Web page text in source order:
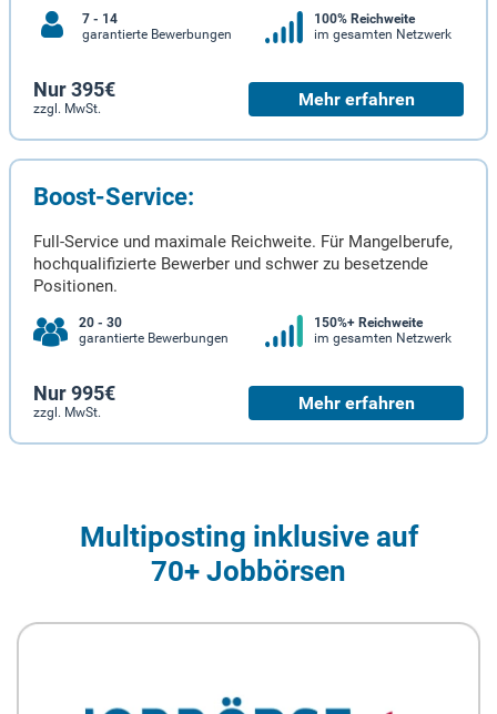
7 - 14
garantierte Bewerbungen
100% Reichweite
im gesamten Netzwerk
Nur 395€
zzgl. MwSt. Mehr erfahren
Boost-Service:
Full-Service und maximale Reichweite. Für Mangelberufe,
hochqualifizierte Bewerber und schwer zu besetzende
Positionen.
20 - 30
garantierte Bewerbungen
150%+ Reichweite
im gesamten Netzwerk
Nur 995€
zzgl. MwSt. Mehr erfahren
Multiposting inklusive auf
70+ Jobbörsen